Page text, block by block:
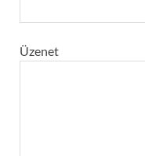
Üzenet